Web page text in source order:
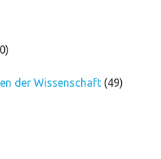
der Wissenschaft(49)